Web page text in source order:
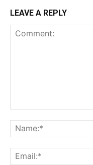
LEAVE A REPLY